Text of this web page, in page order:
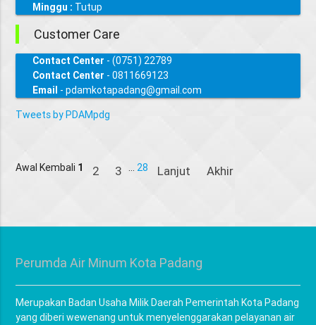
Minggu : Tutup
Customer Care
Contact Center - (0751) 22789
Contact Center - 0811669123
Email - pdamkotapadang@gmail.com
Tweets by PDAMpdg
Awal Kembali 1 2 3 ... 28 Lanjut Akhir
Perumda Air Minum Kota Padang
Merupakan Badan Usaha Milik Daerah Pemerintah Kota Padang
yang diberi wewenang untuk menyelenggarakan pelayanan air